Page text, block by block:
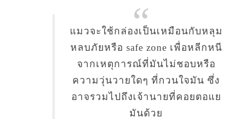
แมวจะใช้กล่องเป็นเหมือนกับหลุม
หลบภัยหรือ safe zone เพื่อหลีกหนี
จากเหตุการณ์ที่มันไม่ชอบหรือ
ความวุ่นวายใดๆ ที่กวนใจมัน ซึ่ง
อาจรวมไปถึงเจ้านายที่คอยตอแย
มันด้วย